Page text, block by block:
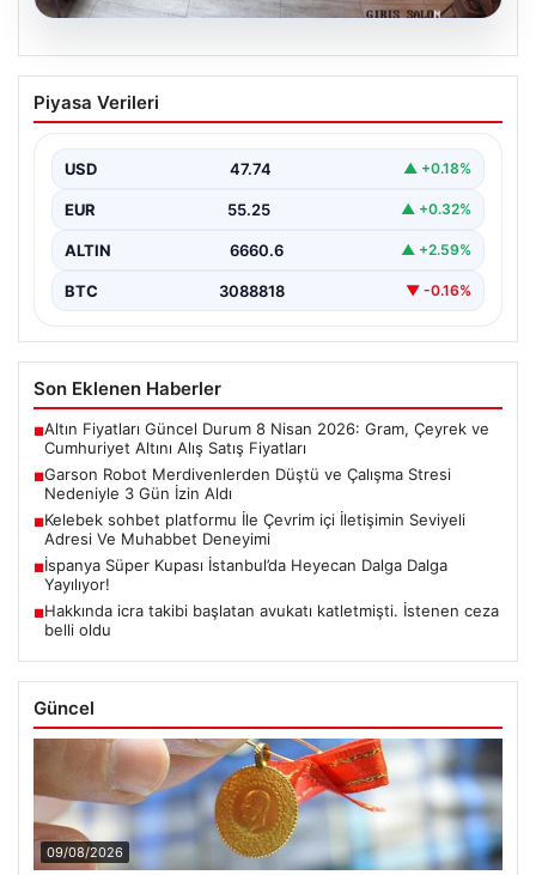
Garson Robot Merdivenlerden Düştü ve
Çalışma Stresi Nedeniyle 3 Gün İzin
Amasya'da faaliyet gösteren bir restoranda görev
gündeme…
Piyasa Verileri
USD 47.74 ▲ +0.18%
EUR 55.25 ▲ +0.32%
ALTIN 6660.6 ▲ +2.59%
BTC 3088818 ▼ -0.16%
Son Eklenen Haberler
■Altın Fiyatları Güncel Durum 8 Nisan 2026: Gram, Çeyrek ve
Cumhuriyet Altını Alış Satış Fiyatları
■Garson Robot Merdivenlerden Düştü ve Çalışma Stresi
Nedeniyle 3 Gün İzin Aldı
■Kelebek sohbet platformu İle Çevrim içi İletişimin Seviyeli
Adresi Ve Muhabbet Deneyimi
■İspanya Süper Kupası İstanbul’da Heyecan Dalga Dalga
Yayılıyor!
■Hakkında icra takibi başlatan avukatı katletmişti. İstenen ceza
belli oldu
Güncel
09/08/2026